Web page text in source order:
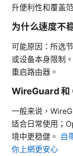
升便利性和覆盖
为什么速度不
可能原因：所选
或设备本身限制
重启路由器。
WireGuard 和
一般来说，
适合日常使用；
境中更稳健。 自
你上網更安心